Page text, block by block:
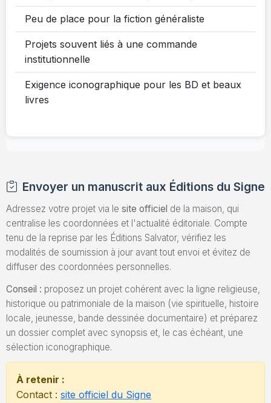
Peu de place pour la fiction généraliste
Projets souvent liés à une commande
institutionnelle
Exigence iconographique pour les BD et beaux
livres
Envoyer un manuscrit aux Éditions du Signe
Adressez votre projet via le site officiel de la maison, qui
centralise les coordonnées et l'actualité éditoriale. Compte
tenu de la reprise par les Éditions Salvator, vérifiez les
modalités de soumission à jour avant tout envoi et évitez de
diffuser des coordonnées personnelles.
Conseil : proposez un projet cohérent avec la ligne religieuse,
historique ou patrimoniale de la maison (vie spirituelle, histoire
locale, jeunesse, bande dessinée documentaire) et préparez
un dossier complet avec synopsis et, le cas échéant, une
sélection iconographique.
À retenir :
Contact : site officiel du Signe